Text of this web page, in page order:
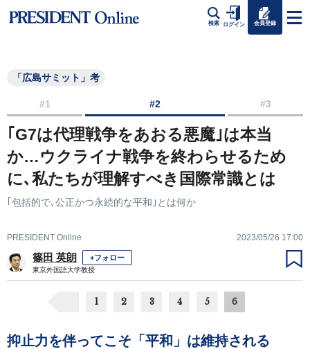
検索 ログイン 会員登録
「広島サミット」考
#1 #2 #3
｢G7は代理戦争をあおる悪魔｣は本当
か…ウクライナ戦争を終わらせるため
に､私たちが理解すべき国際常識とは
｢包括的で､公正かつ永続的な平和｣とは何か
PRESIDENT Online 2023/05/26 17:00
篠田 英朗 +フォロー
東京外国語大学教授
1 2 3 4 5 6
抑止力を伴ってこそ「平和」は維持される